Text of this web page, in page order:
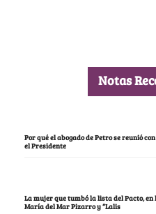
Notas
Por qué el abogado de Petro se reunió
el Presidente
La mujer que tumbó la lista del Pacto,
María del Mar Pizarro y “Lalis